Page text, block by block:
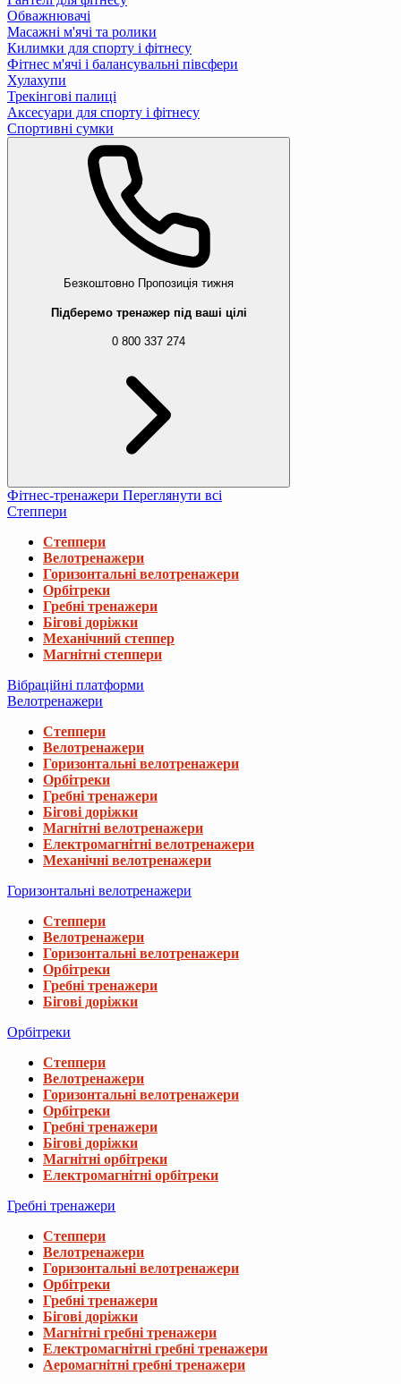
Обважнювачі
Масажні м'ячі та ролики
Килимки для спорту і фітнесу
Фітнес м'ячі і балансувальні півсфери
Хулахупи
Трекінгові палиці
Аксесуари для спорту і фітнесу
Спортивні сумки
Безкоштовно Пропозиція тижня
Підберемо тренажер під ваші цілі
0 800 337 274
Фітнес-тренажери Переглянути всі
Степпери
Степпери
Велотренажери
Горизонтальні велотренажери
Орбітреки
Гребні тренажери
Бігові доріжки
Механічний степпер
Магнітні степпери
Вібраційні платформи
Велотренажери
Степпери
Велотренажери
Горизонтальні велотренажери
Орбітреки
Гребні тренажери
Бігові доріжки
Магнітні велотренажери
Електромагнітні велотренажери
Механічні велотренажери
Горизонтальні велотренажери
Степпери
Велотренажери
Горизонтальні велотренажери
Орбітреки
Гребні тренажери
Бігові доріжки
Орбітреки
Степпери
Велотренажери
Горизонтальні велотренажери
Орбітреки
Гребні тренажери
Бігові доріжки
Магнітні орбітреки
Електромагнітні орбітреки
Гребні тренажери
Степпери
Велотренажери
Горизонтальні велотренажери
Орбітреки
Гребні тренажери
Бігові доріжки
Магнітні гребні тренажери
Електромагнітні гребні тренажери
Аеромагнітні гребні тренажери